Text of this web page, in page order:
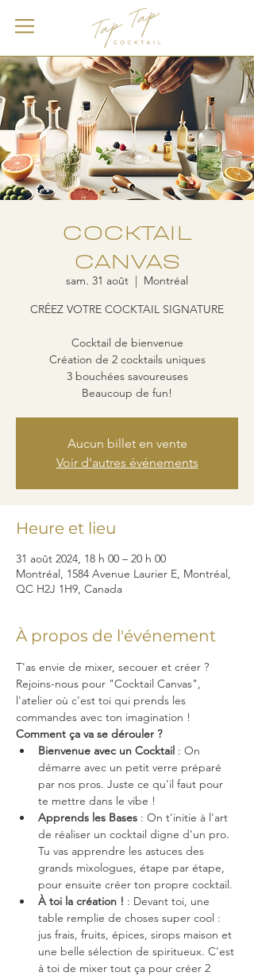
COCKTAIL
CANVAS
sam. 31 août
  |
Montréal
CRÉEZ VOTRE COCKTAIL SIGNATURE
Cocktail de bienvenue
Création de 2 cocktails uniques
3 bouchées savoureuses
Beaucoup de fun!
Aucun billet en vente
Voir d'autres événements
Heure et lieu
31 août 2024, 18 h 00 – 20 h 00
Montréal, 1584 Avenue Laurier E, Montréal,
QC H2J 1H9, Canada
À propos de l'événement
T'as envie de mixer, secouer et créer ?
Rejoins-nous pour "Cocktail Canvas",
l'atelier où c'est toi qui prends les
commandes avec ton imagination !
Comment ça va se dérouler ?
Bienvenue avec un Cocktail : On
démarre avec un petit verre préparé
par nos pros. Juste ce qu'il faut pour
te mettre dans le vibe !
Apprends les Bases : On t'initie à l'art
de réaliser un cocktail digne d'un pro.
Tu vas apprendre les astuces des
grands mixologues, étape par étape,
pour ensuite créer ton propre cocktail.
À toi la création ! : Devant toi, une
table remplie de choses super cool :
jus frais, fruits, épices, sirops maison et
une belle sélection de spiritueux. C'est
à toi de mixer tout ça pour créer 2